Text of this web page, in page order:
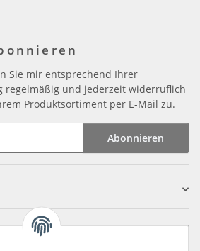
Sie mir entsprechend Ihrer
regelmäßig und jederzeit widerruflich
Produktsortiment per E-Mail zu.
Abonnieren